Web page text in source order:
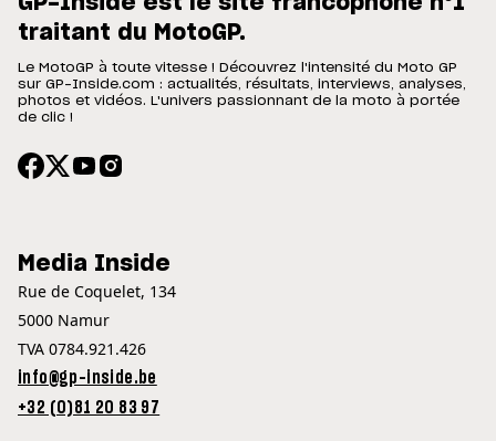
traitant du MotoGP.
Le MotoGP à toute vitesse ! Découvrez l'intensité du Moto GP
sur GP-Inside.com : actualités, résultats, interviews, analyses,
photos et vidéos. L'univers passionnant de la moto à portée
de clic !
Media Inside
Rue de Coquelet, 134
5000 Namur
TVA 0784.921.426
info@gp-inside.be
+32 (0)81 20 83 97